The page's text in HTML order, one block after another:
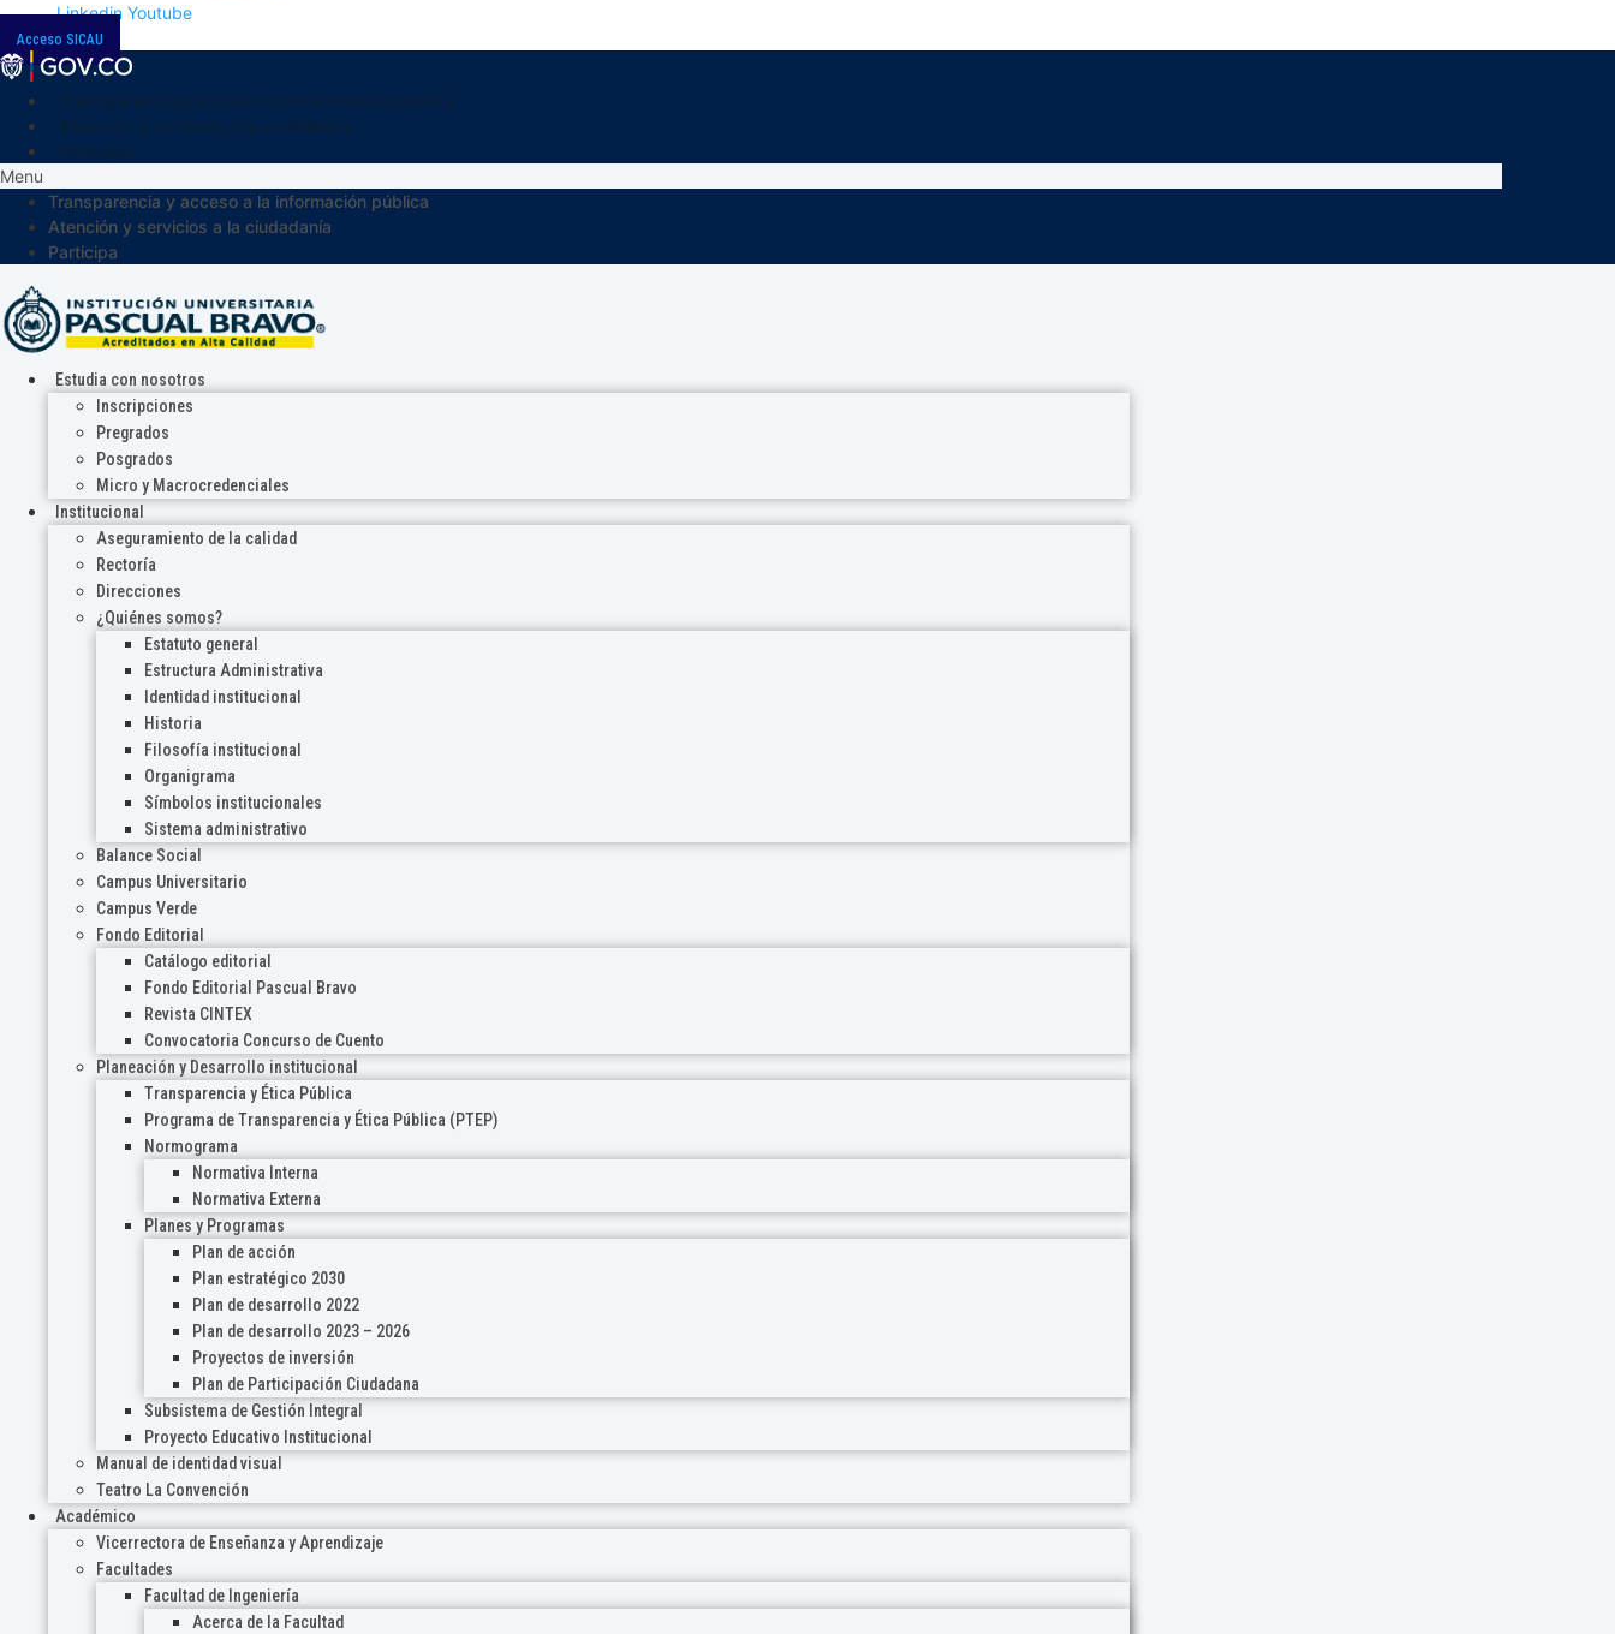
Linkedin Youtube
Acceso SICAU
Menu
Transparencia y acceso a la información pública
Atención y servicios a la ciudadanía
Participa
Estudia con nosotros
Inscripciones
Pregrados
Posgrados
Micro y Macrocredenciales
Institucional
Aseguramiento de la calidad
Rectoría
Direcciones
¿Quiénes somos?
Estatuto general
Estructura Administrativa
Identidad institucional
Historia
Filosofía institucional
Organigrama
Símbolos institucionales
Sistema administrativo
Balance Social
Campus Universitario
Campus Verde
Fondo Editorial
Catálogo editorial
Fondo Editorial Pascual Bravo
Revista CINTEX
Convocatoria Concurso de Cuento
Planeación y Desarrollo institucional
Transparencia y Ética Pública
Programa de Transparencia y Ética Pública (PTEP)
Normograma
Normativa Interna
Normativa Externa
Planes y Programas
Plan de acción
Plan estratégico 2030
Plan de desarrollo 2022
Plan de desarrollo 2023 – 2026
Proyectos de inversión
Plan de Participación Ciudadana
Subsistema de Gestión Integral
Proyecto Educativo Institucional
Manual de identidad visual
Teatro La Convención
Académico
Vicerrectora de Enseñanza y Aprendizaje
Facultades
Facultad de Ingeniería
Acerca de la Facultad